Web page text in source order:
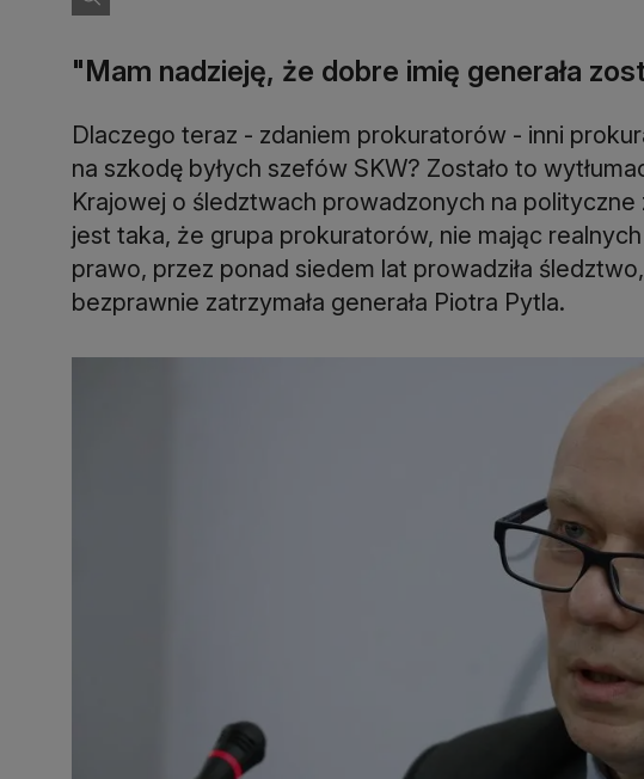
"Mam nadzieję, że dobre imię generała
Dlaczego teraz - zdaniem prokuratorów - inni
na szkodę byłych szefów SKW? Zostało to
Krajowej o śledztwach prowadzonych na polityczne
jest taka, że grupa prokuratorów, nie mając
prawo, przez ponad siedem lat prowadziła
bezprawnie zatrzymała generała Piotra Pytla.